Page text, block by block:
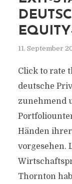
11. September
Click to rate
deutsche
zunehmend
Händen
vorgesehen.
Thornton